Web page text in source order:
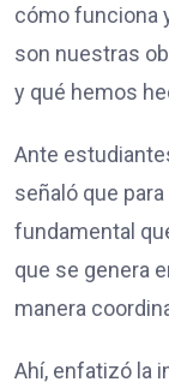
cómo funciona
son nuestras
y qué hemos
Ante
señaló que
fundamental
que se genera
manera
Ahí, enfatizó la